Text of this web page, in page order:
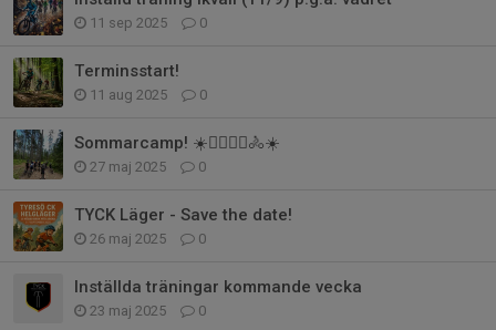
11 sep 2025 0
Terminsstart!
11 aug 2025 0
Sommarcamp! ☀️🚴‍♀️🚴‍♂️🚴☀️
27 maj 2025 0
TYCK Läger - Save the date!
26 maj 2025 0
Inställda träningar kommande vecka
23 maj 2025 0